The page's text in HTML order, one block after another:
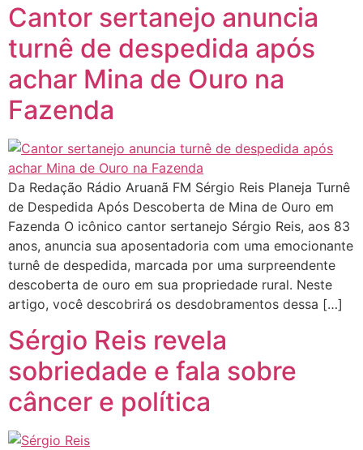
Cantor sertanejo anuncia
turnê de despedida após
achar Mina de Ouro na
Fazenda
Da Redação Rádio Aruanã FM Sérgio Reis Planeja Turnê
de Despedida Após Descoberta de Mina de Ouro em
Fazenda O icônico cantor sertanejo Sérgio Reis, aos 83
anos, anuncia sua aposentadoria com uma emocionante
turnê de despedida, marcada por uma surpreendente
descoberta de ouro em sua propriedade rural. Neste
artigo, você descobrirá os desdobramentos dessa […]
Sérgio Reis revela
sobriedade e fala sobre
câncer e política